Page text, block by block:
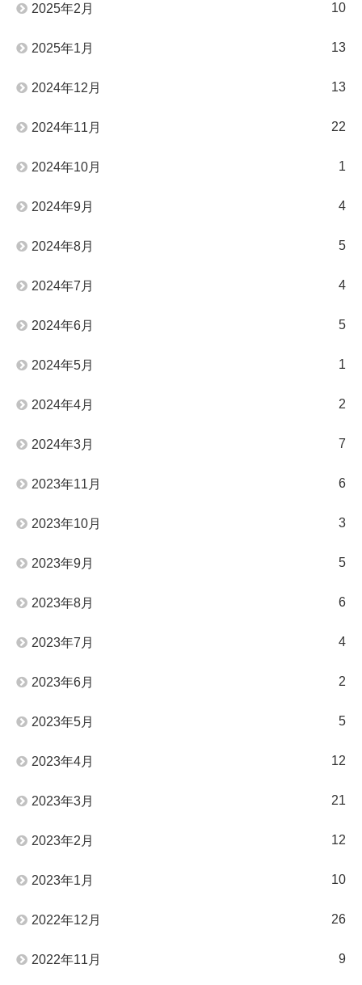
2025年2月 10
2025年1月 13
2024年12月 13
2024年11月 22
2024年10月 1
2024年9月 4
2024年8月 5
2024年7月 4
2024年6月 5
2024年5月 1
2024年4月 2
2024年3月 7
2023年11月 6
2023年10月 3
2023年9月 5
2023年8月 6
2023年7月 4
2023年6月 2
2023年5月 5
2023年4月 12
2023年3月 21
2023年2月 12
2023年1月 10
2022年12月 26
2022年11月 9